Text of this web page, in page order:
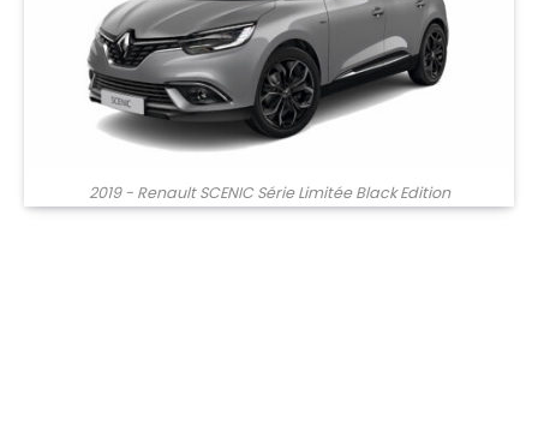
2019 - Renault SCENIC Série Limitée Black Edition